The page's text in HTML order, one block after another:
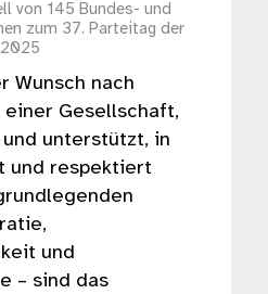
von 145 Bundes- und
zum 37. Parteitag der
2025
Wunsch nach
einer Gesellschaft,
unterstützt, in
und respektiert
und
– sind das